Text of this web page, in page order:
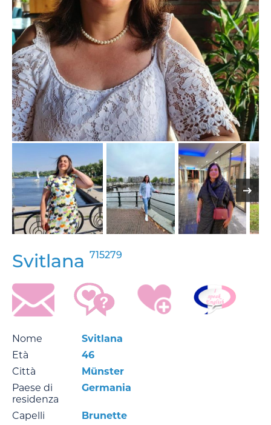
Svitlana 715279
Nome
Svitlana
Età
46
Città
Münster
Paese di
residenza
Germania
Capelli
Brunette